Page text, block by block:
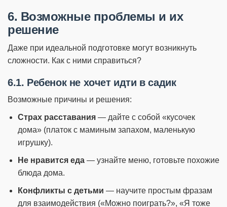
6. Возможные проблемы и их
решение
Даже при идеальной подготовке могут возникнуть
сложности. Как с ними справиться?
6.1. Ребенок не хочет идти в садик
Возможные причины и решения:
Страх расставания — дайте с собой «кусочек
дома» (платок с маминым запахом, маленькую
игрушку).
Не нравится еда — узнайте меню, готовьте похожие
блюда дома.
Конфликты с детьми — научите простым фразам
для взаимодействия («Можно поиграть?», «Я тоже